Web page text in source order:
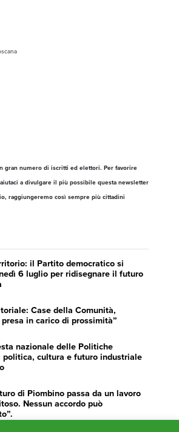
gran numero di iscritti ed elettori. Per favorire
a divulgare il più possibile questa newsletter
raggiungeremo così sempre più cittadini
il Partito democratico si
6 luglio per ridisegnare il futuro
Case della Comunità,
in carico di prossimità”
nazionale delle Politiche
cultura e futuro industriale
di Piombino passa da un lavoro
Nessun accordo può